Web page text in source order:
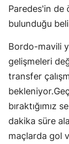
Paredes'in de
bulunduğu
Bordo-mavili
gelişmeleri
transfer
bıraktığımız
dakika süre
maçlarda gol